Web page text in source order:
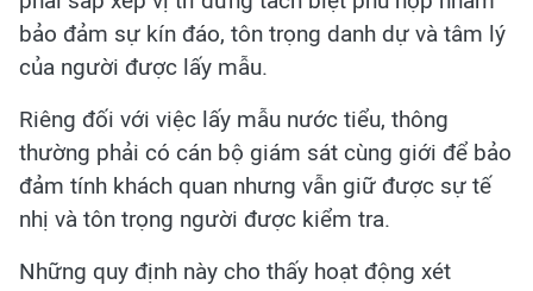
bảo đảm sự kín đáo, tôn trọng danh dự và tâm lý
của người được lấy mẫu.
Riêng đối với việc lấy mẫu nước tiểu, thông
thường phải có cán bộ giám sát cùng giới để bảo
đảm tính khách quan nhưng vẫn giữ được sự tế
nhị và tôn trọng người được kiểm tra.
Những quy định này cho thấy hoạt động xét